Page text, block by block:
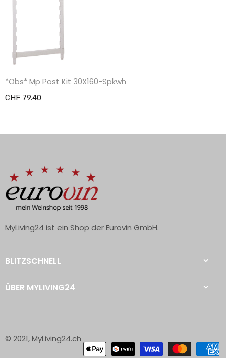
*Obs* Mp Post Kit 30X160-Spkwh
CHF 79.40
MyLiving24 ist ein Shop der Eurovin GmbH.
BLITZSCHNELL
ÜBER MYLIVING24
© 2021, MyLiving24.ch